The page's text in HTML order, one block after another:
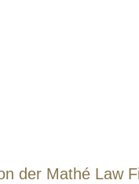
der Mathé Law